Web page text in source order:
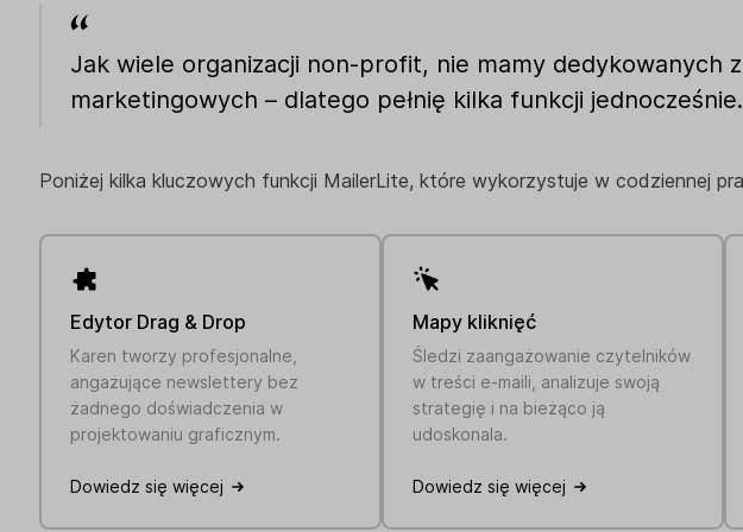
Jak wiele organizacji non-profit, nie mamy dedykowanych
marketingowych – dlatego pełnię kilka funkcji jednocześnie.
Poniżej kilka kluczowych funkcji MailerLite, które wykorzystuje w codziennej
Edytor Drag & Drop
Karen tworzy profesjonalne,
angażujące newslettery bez
żadnego doświadczenia w
projektowaniu graficznym.
Dowiedz się więcej
Mapy kliknięć
Śledzi zaangażowanie czytelników
w treści e-maili, analizuje swoją
strategię i na bieżąco ją
udoskonala.
Dowiedz się więcej